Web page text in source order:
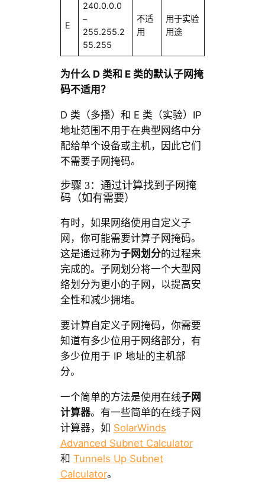
E
240.0.0.0
–
255.255.2
55.255
不适
用
用于实验
用途
为什么 D 类和 E 类的默认子网掩
码不适用？
D 类（多播）和 E 类（实验）IP
地址范围不用于在典型网络中分
配给单个设备或主机，因此它们
不需要子网掩码。
步骤 3：通过计算找到子网掩
码（如有需要）
有时，如果网络使用自定义子
网，你可能需要计算子网掩码。
这是通过称为子网划分的过程来
完成的。子网划分将一个大型网
络划分为更小的子网，以提高安
全性和减少拥堵。
要计算自定义子网掩码，你需要
知道有多少位用于网络部分，有
多少位用于 IP 地址的主机部
分。
一个简单的方法是使用在线子网
计算器。有一些简单的在线子网
计算器，如 SolarWinds
Advanced Subnet Calculator
和 Tunnels Up Subnet
Calculator。